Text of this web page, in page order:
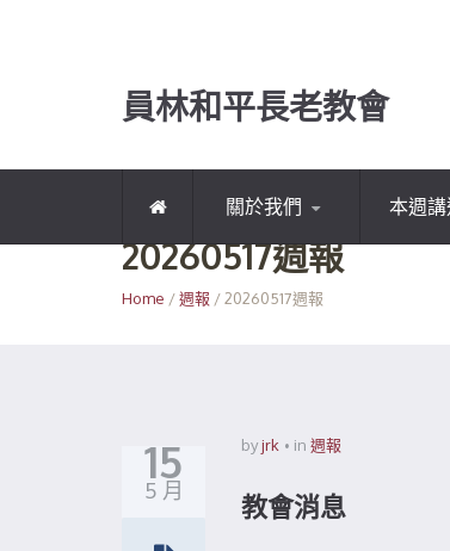
員林和平長老教會
關於我們 本週
20260517週報
Home /週報 / 20260517週報
15
5 月
byjrk in 週報
教會消息